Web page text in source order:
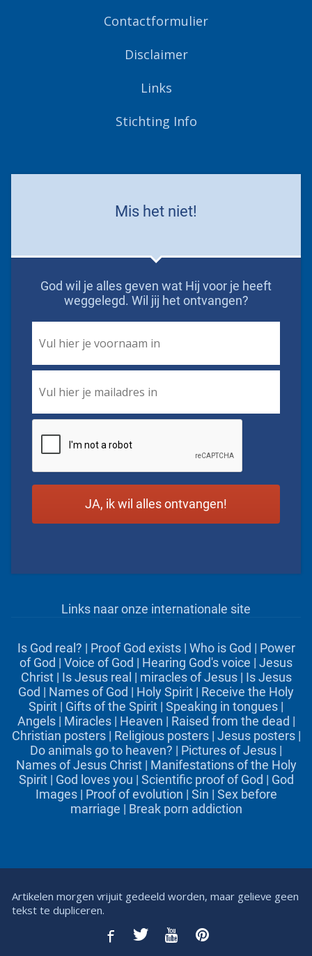
Contactformulier
Disclaimer
Links
Stichting Info
Mis het niet!
God wil je alles geven wat Hij voor je heeft
weggelegd. Wil jij het ontvangen?
Name *
Links naar onze internationale site
Is God real? | Proof God exists| Who is God | Power
of God | Voice of God | Hearing God's voice | Jesus
Christ| Is Jesus real | miracles of Jesus| Is Jesus
God | Names of God | Holy Spirit | Receive the Holy
Spirit | Gifts of the Spirit | Speaking in tongues |
Angels| Miracles| Heaven | Raised from the dead |
Christian posters| Religious posters| Jesus posters|
Do animals go to heaven? | Pictures of Jesus |
Names of Jesus Christ| Manifestations of the Holy
Spirit| God loves you | Scientific proof of God | God
Images| Proof of evolution | Sin | Sex before
marriage | Break porn addiction
Artikelen morgen vrijuit gedeeld worden, maar gelieve geen
tekst te dupliceren.